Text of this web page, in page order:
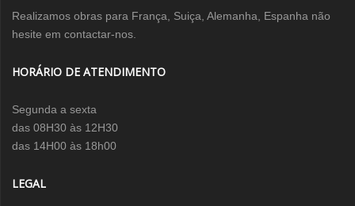
Realizamos obras para França, Suiça, Alemanha, Espanha não
hesite em contactar-nos.
HORÁRIO DE ATENDIMENTO
Segunda a sexta
das 08H30 às 12H30
das 14H00 às 18h00
LEGAL